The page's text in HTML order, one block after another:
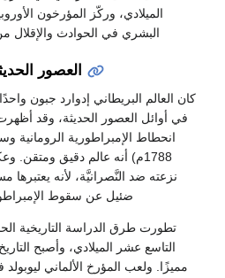
الميلادي، وركّز المؤرخون
البشري في الحوادث والإقلال من
العصور
كان العالم البريطاني إدوارد جبون
في أوائل العصور الحديثة، وقد
1788م) أنه عالم دقيق ومتقن.
نزعته ضد النَّصرانيَّة، لأنه يعتبرها
ضئيل عن سقوط
تطورت طرق الدراسة التاريخية
التاسع عشر الميلادي، وأصبح التاريخ
مميزًا. ولعب المؤرخ الألماني ليوبولد